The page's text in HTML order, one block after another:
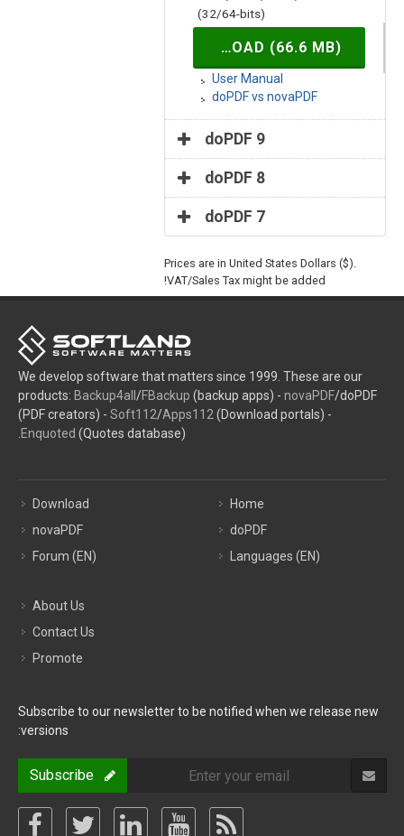
(32/64-bits)
DOWNLOAD (66.6 MB)
User Manual
doPDF vs novaPDF
doPDF 9
doPDF 8
doPDF 7
Prices are in United States Dollars ($).
VAT/Sales Tax might be added!
We develop software that matters since 1999. These are our
products: Backup4all /FBackup (backup apps) - novaPDF/doPDF
(PDF creators) - Soft112/Apps112 (Download portals) -
Enquoted (Quotes database).
Home
doPDF
Languages (EN)
Download
novaPDF
Forum (EN)
About Us
Contact Us
Promote
Subscribe to our newsletter to be notified when we release new
versions: